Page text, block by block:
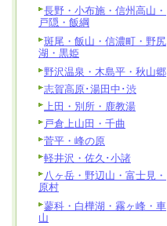
長野・小布施・信州高山・
戸隠・飯綱
斑尾・飯山・信濃町・野尻
湖・黒姫
野沢温泉・木島平・秋山郷
志賀高原･湯田中･渋
上田・別所・鹿教湯
戸倉上山田・千曲
菅平・峰の原
軽井沢・佐久･小諸
八ヶ岳・野辺山・富士見・
原村
蓼科・白樺湖・霧ヶ峰・車
山